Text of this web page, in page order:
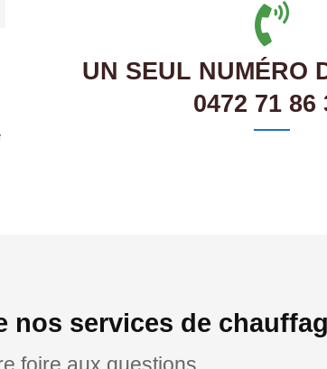
UN SEUL NUMÉRO
0472 71 86
services de